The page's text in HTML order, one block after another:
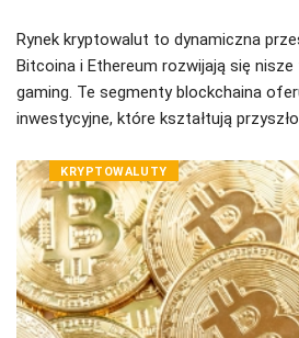
Rynek kryptowalut to dynamiczna
Bitcoina i Ethereum rozwijają się nisze
gaming. Te segmenty blockchaina
inwestycyjne, które kształtują
KRYPTOWALUTY